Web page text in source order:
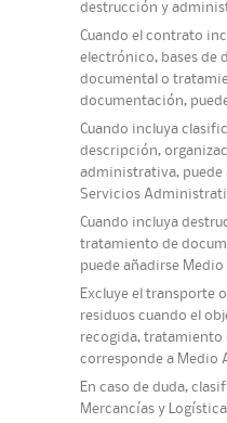
destrucción y
Cuando el contrato
electrónico, bases de
documental o
documentación,
Cuando incluya
descripción,
administrativa, puede
Servicios
Cuando incluya
tratamiento de
puede añadirse Medio
Excluye el transporte
residuos cuando el
recogida, tratamiento
corresponde a Medio
En caso de duda,
Mercancías y